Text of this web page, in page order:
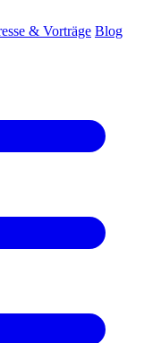
& Vorträge Blog